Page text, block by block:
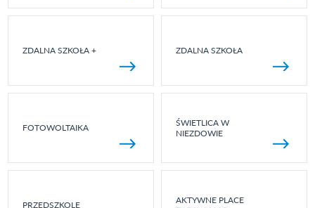
ZDALNA SZKOŁA + ZDALNA SZKOŁA
FOTOWOLTAIKA
ŚWIETLICA W
NIEZDOWIE
PRZEDSZKOLE
AKTYWNE PLACE